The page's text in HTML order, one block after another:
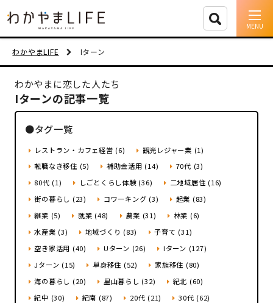
人に会う
住まい
市町村を探す
移住者インタビュー
動画
地域おこし協力隊
わかやまLIFE Iターン
わかやまに恋した人たち
Iターンの記事一覧
●タグ一覧
レストラン・カフェ経営 (6)
観光レジャー業 (1)
転職なき移住 (5)
補助金活用 (14)
70代 (3)
80代 (1)
しごとくらし体験 (36)
二地域居住 (16)
街の暮らし (23)
コワーキング (3)
起業 (83)
継業 (5)
就業 (48) 農業 (31)
林業 (6)
水産業 (3)
地域づくり (83)
子育て (31)
空き家活用 (40)
Uターン (26)
Iターン (127)
Jターン (15)
単身移住 (52)
家族移住 (80)
海の暮らし (20)
里山暮らし (32)
紀北 (60)
紀中 (30)
紀南 (87) 20代 (21)
30代 (62)